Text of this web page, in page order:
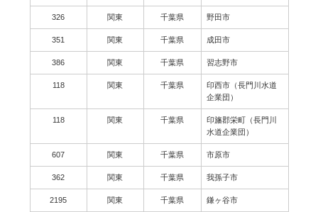
326 関東 千葉県 野田市
351 関東 千葉県 成田市
386 関東 千葉県 習志野市
118 関東 千葉県
印西市（長門川水道
企業団）
118 関東 千葉県
印旛郡栄町（長門川
水道企業団）
607 関東 千葉県 市原市
362 関東 千葉県 我孫子市
2195 関東 千葉県 鎌ヶ谷市